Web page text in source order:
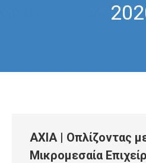
You are
AXIA | Οπλίζοντας
Μικρομεσαία